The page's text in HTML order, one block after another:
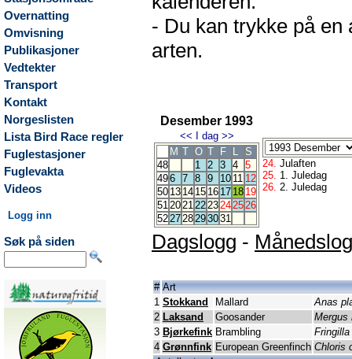
Overnatting
Omvisning
Publikasjoner
Vedtekter
Transport
Kontakt
Norgeslisten
Lista Bird Race regler
Fuglestasjoner
Fuglevakta
Videos
Logg inn
Søk på siden
- Du kan trykke på en
arten.
Desember 1993
<< I dag >>
M T O T F L
S
48
1 2 3 4 5
496 7 8 9 10 11 12
50 13 14 15 16 17 18 19
5120212223242526
522728293031
24. Julaften
25. 1. Juledag
26. 2. Juledag
Dagslogg -
# Art
1 Stokkand Mallard
Anas
2 Laksand Goosander
Mergus
3 Bjørkefink Brambling
4 Grønnfink European Greenfinch Chloris